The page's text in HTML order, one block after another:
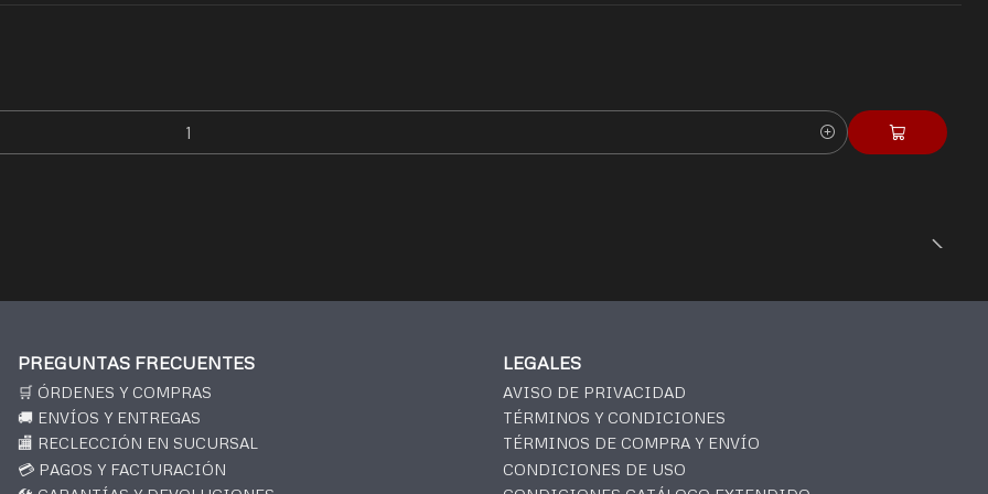
PREGUNTAS FRECUENTES
🛒 ÓRDENES Y COMPRAS
🚚 ENVÍOS Y ENTREGAS
🏬 RECLECCIÓN EN SUCURSAL
💳 PAGOS Y FACTURACIÓN
LEGALES
AVISO DE PRIVACIDAD
TÉRMINOS Y CONDICIONES
TÉRMINOS DE COMPRA Y ENVÍO
CONDICIONES DE USO